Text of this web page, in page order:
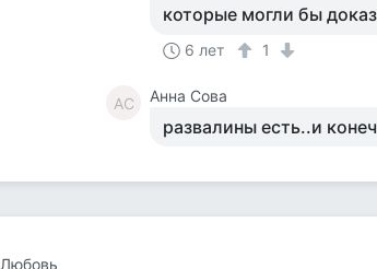
которые могли бы
6 лет 1
АС Анна Сова
развалины есть..и
Любовь